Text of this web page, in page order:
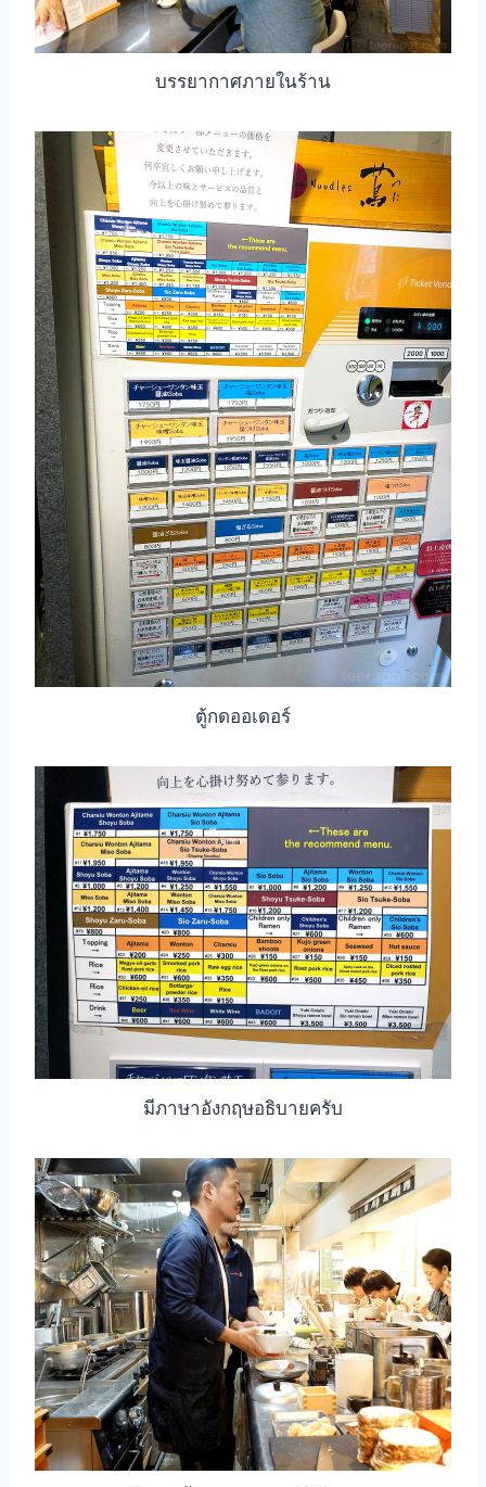
บรรยากาศภายในร้าน
ตู้กดออเดอร์
มีภาษาอังกฤษอธิบายครับ